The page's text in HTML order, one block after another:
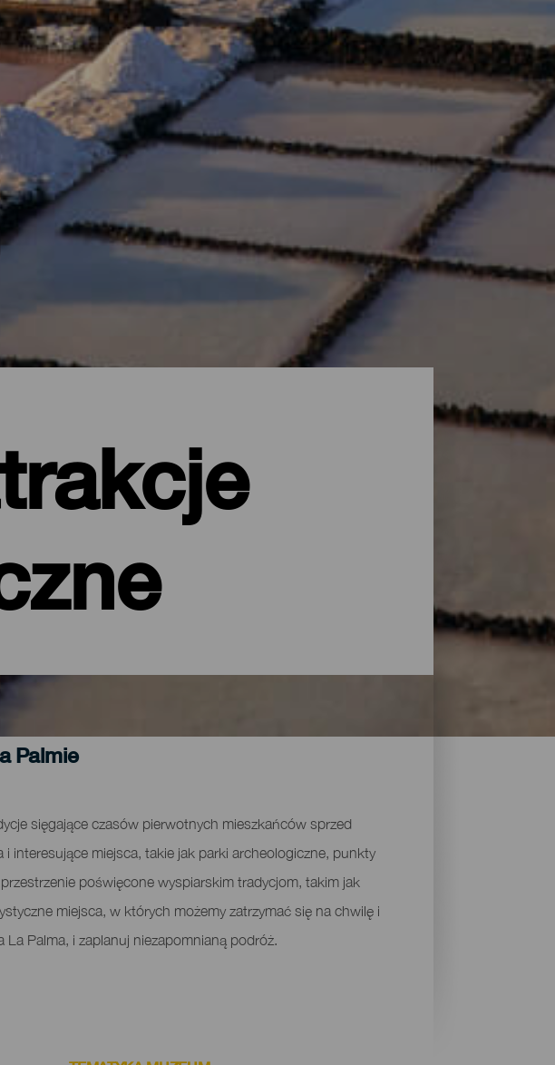
Palmie
sięgające czasów pierwotnych mieszkańców sprzed
interesujące miejsca, takie jak parki archeologiczne, punkty
poświęcone wyspiarskim tradycjom, takim jak
miejsca, w których możemy zatrzymać się na chwilę i
Palma, i zaplanuj niezapomnianą podróż.